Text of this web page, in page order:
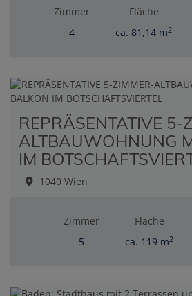
Zimmer
4
Fläche
ca. 81,14 m2
REPRÄSENTATIVE 5-
ALTBAUWOHNUNG
IM
1040 Wien
Zimmer
5
Fläche
ca. 119 m2